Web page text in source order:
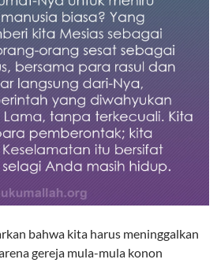
bahwa kita harus meninggalkan
gereja mula-mula konon